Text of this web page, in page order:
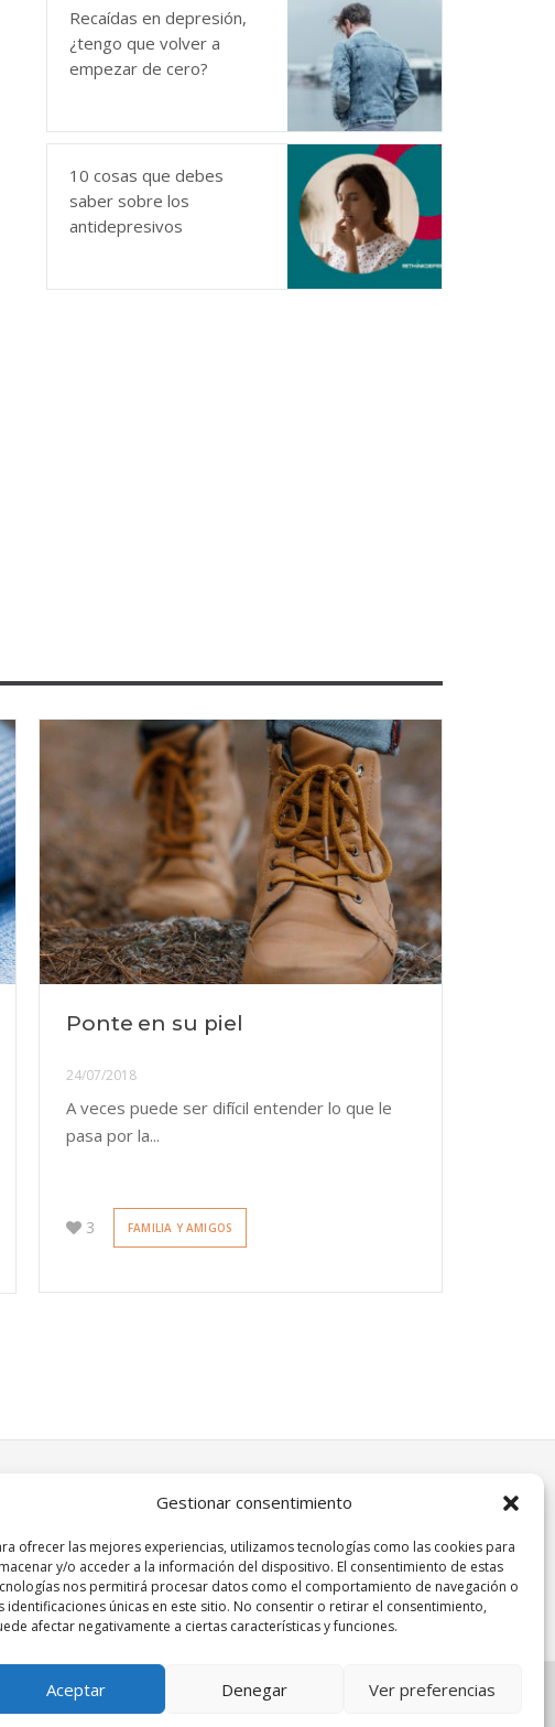
Gestionar consentimiento
ofrecer las mejores experiencias, utilizamos tecnologías como las cookies para
y/o acceder a la información del dispositivo. El consentimiento de estas
nos permitirá procesar datos como el comportamiento de navegación o
identificaciones únicas en este sitio. No consentir o retirar el consentimiento,
afectar negativamente a ciertas características y funciones.
Aceptar Denegar Ver preferencias
Recaídas en depresión,
¿tengo que volver a
empezar de cero?
10 cosas que debes
saber sobre los
antidepresivos
Ponte en su piel
24/07/2018
A veces puede ser difícil entender lo que le
pasa por la...
3 FAMILIA Y AMIGOS
© 2018 Lundbeck España S.A.